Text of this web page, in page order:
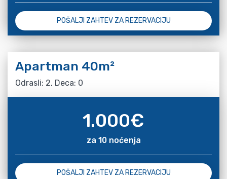
POŠALJI ZAHTEV ZA REZERVACIJU
Apartman 40m²
Odrasli: 2, Deca: 0
1.000€
za 10 noćenja
POŠALJI ZAHTEV ZA REZERVACIJU